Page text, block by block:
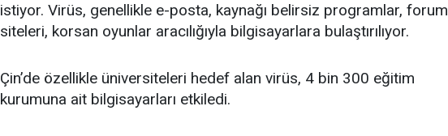
istiyor. Virüs, genellikle e-posta, kaynağı belirsiz programlar, forum
siteleri, korsan oyunlar aracılığıyla bilgisayarlara bulaştırılıyor.
Çin’de özellikle üniversiteleri hedef alan virüs, 4 bin 300 eğitim
kurumuna ait bilgisayarları etkiledi.